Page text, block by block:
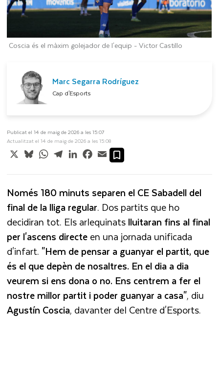
Coscia és el màxim golejador de l'equip -Victor Castillo
Marc Segarra Rodríguez
Cap d'Esports
Publicat el 14 de maig de 2026 a les 15:07
Actualitzat el 14 de maig de 2026 a les 15:08
X BlueskyWhatsApp
TelegramLinkedInFacebook
Email
Només 180 minuts separen el CE Sabadell del
final de la lliga regular. Dos partits que ho
decidiran tot. Els arlequinatslluitaran fins al final
per l'ascens directeen una jornada unificada
d'infart. "Hem de pensar a guanyar el partit, que
és el que depèn de nosaltres. En el dia a dia
veurem si ens dona o no. Ens centrem a fer el
nostre millor partit i poder guanyar a casa", diu
Agustín Coscia, davanter del Centre d'Esports.